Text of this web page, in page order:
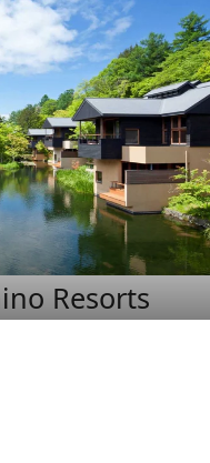
Resorts